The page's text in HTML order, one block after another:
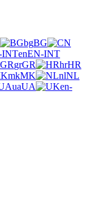
bgBG
enEN-INT
grGR hrHR
mkMK nlNL
uaUA
en-